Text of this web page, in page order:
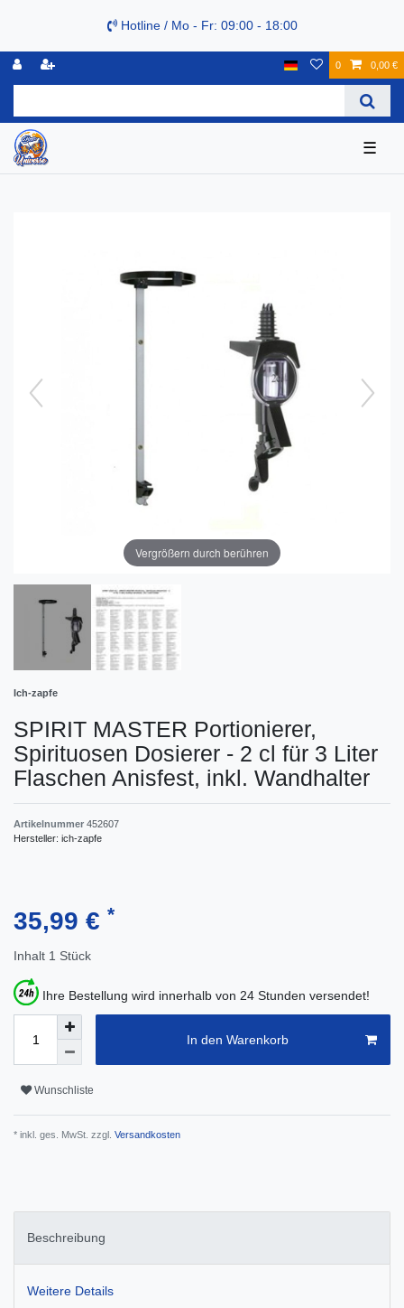
Hotline / Mo - Fr: 09:00 - 18:00
0 0,00 €
☰
Vergrößern durch berühren
Ich-zapfe
SPIRIT MASTER Portionierer,
Spirituosen Dosierer - 2 cl für 3 Liter
Flaschen Anisfest, inkl. Wandhalter
Artikelnummer 452607
Hersteller: ich-zapfe
35,99 € *
Inhalt 1 Stück
Ihre Bestellung wird innerhalb von 24 Stunden versendet!
In den Warenkorb
Wunschliste
* inkl. ges. MwSt. zzgl. Versandkosten
Beschreibung
Weitere Details